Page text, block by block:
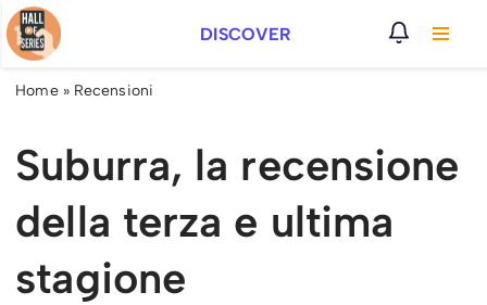
Vai
al
DISCOVER
Home» Recensioni
Suburra, la recensione
della terza e ultima
stagione